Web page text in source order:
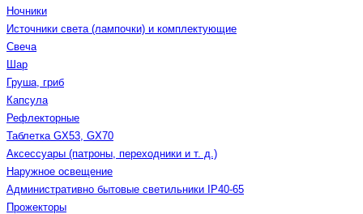
Ночники
Источники света (лампочки) и комплектующие
Свеча
Шар
Груша, гриб
Капсула
Рефлекторные
Таблетка GX53, GX70
Аксессуары (патроны, переходники и т. д.)
Наружное освещение
Административно бытовые светильники IP40-65
Прожекторы